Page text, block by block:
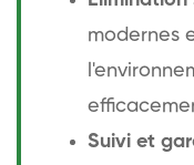
modernes
Suivi et